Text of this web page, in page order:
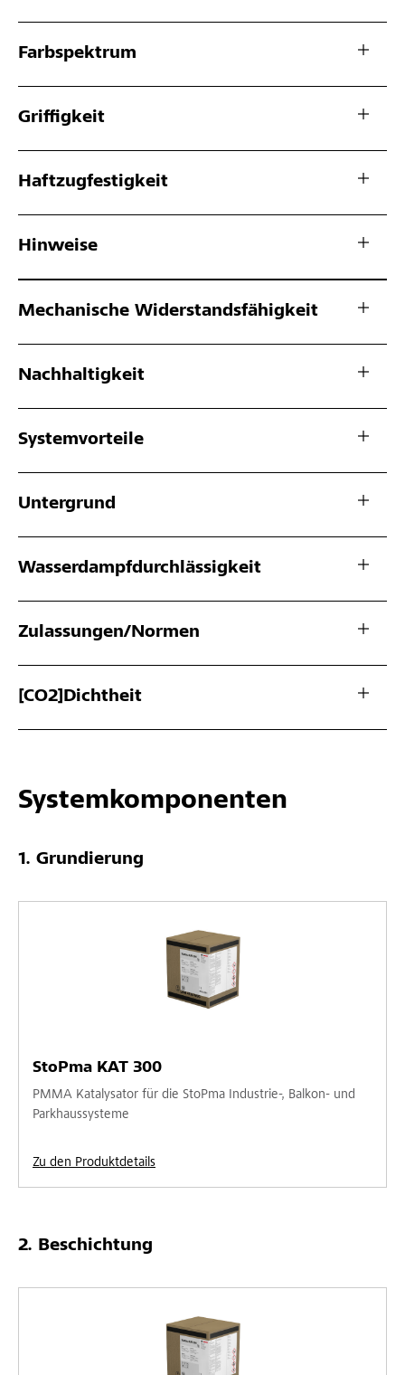
Farbspektrum
Griffigkeit
Haftzugfestigkeit
Hinweise
Mechanische Widerstandsfähigkeit
Nachhaltigkeit
Systemvorteile
Untergrund
Wasserdampfdurchlässigkeit
Zulassungen/Normen
[CO2]Dichtheit
Systemkomponenten
Grundierung
StoPma KAT 300
PMMA Katalysator für die StoPma Industrie-, Balkon- und
Parkhaussysteme
Zu den Produktdetails
Beschichtung